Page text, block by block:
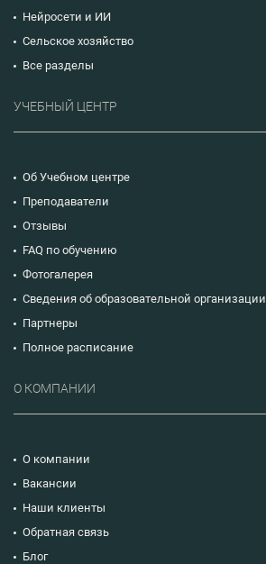
Нейросети и ИИ
Сельское хозяйство
Все разделы
УЧЕБНЫЙ ЦЕНТР
Об Учебном центре
Преподаватели
Отзывы
FAQ по обучению
Фотогалерея
Сведения об образовательной организации
Партнеры
Полное расписание
О КОМПАНИИ
О компании
Вакансии
Наши клиенты
Обратная связь
Блог